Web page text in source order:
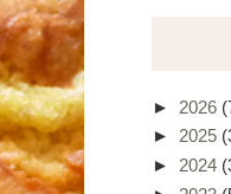
► 2026
► 2025
► 2024